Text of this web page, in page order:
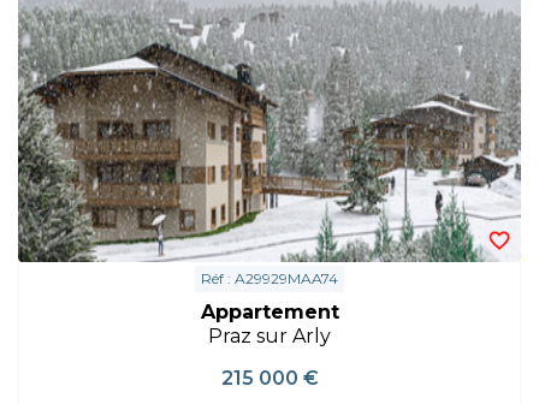
Réf : A29929MAA74
Appartement
Praz sur Arly
215 000 €